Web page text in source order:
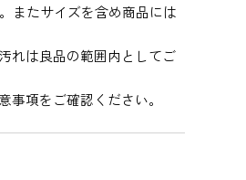
またサイズを含め商品には
れは良品の範囲内としてご
項をご確認ください。